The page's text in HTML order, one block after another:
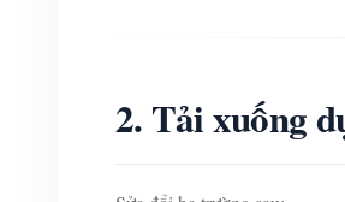
2. Tải xuống